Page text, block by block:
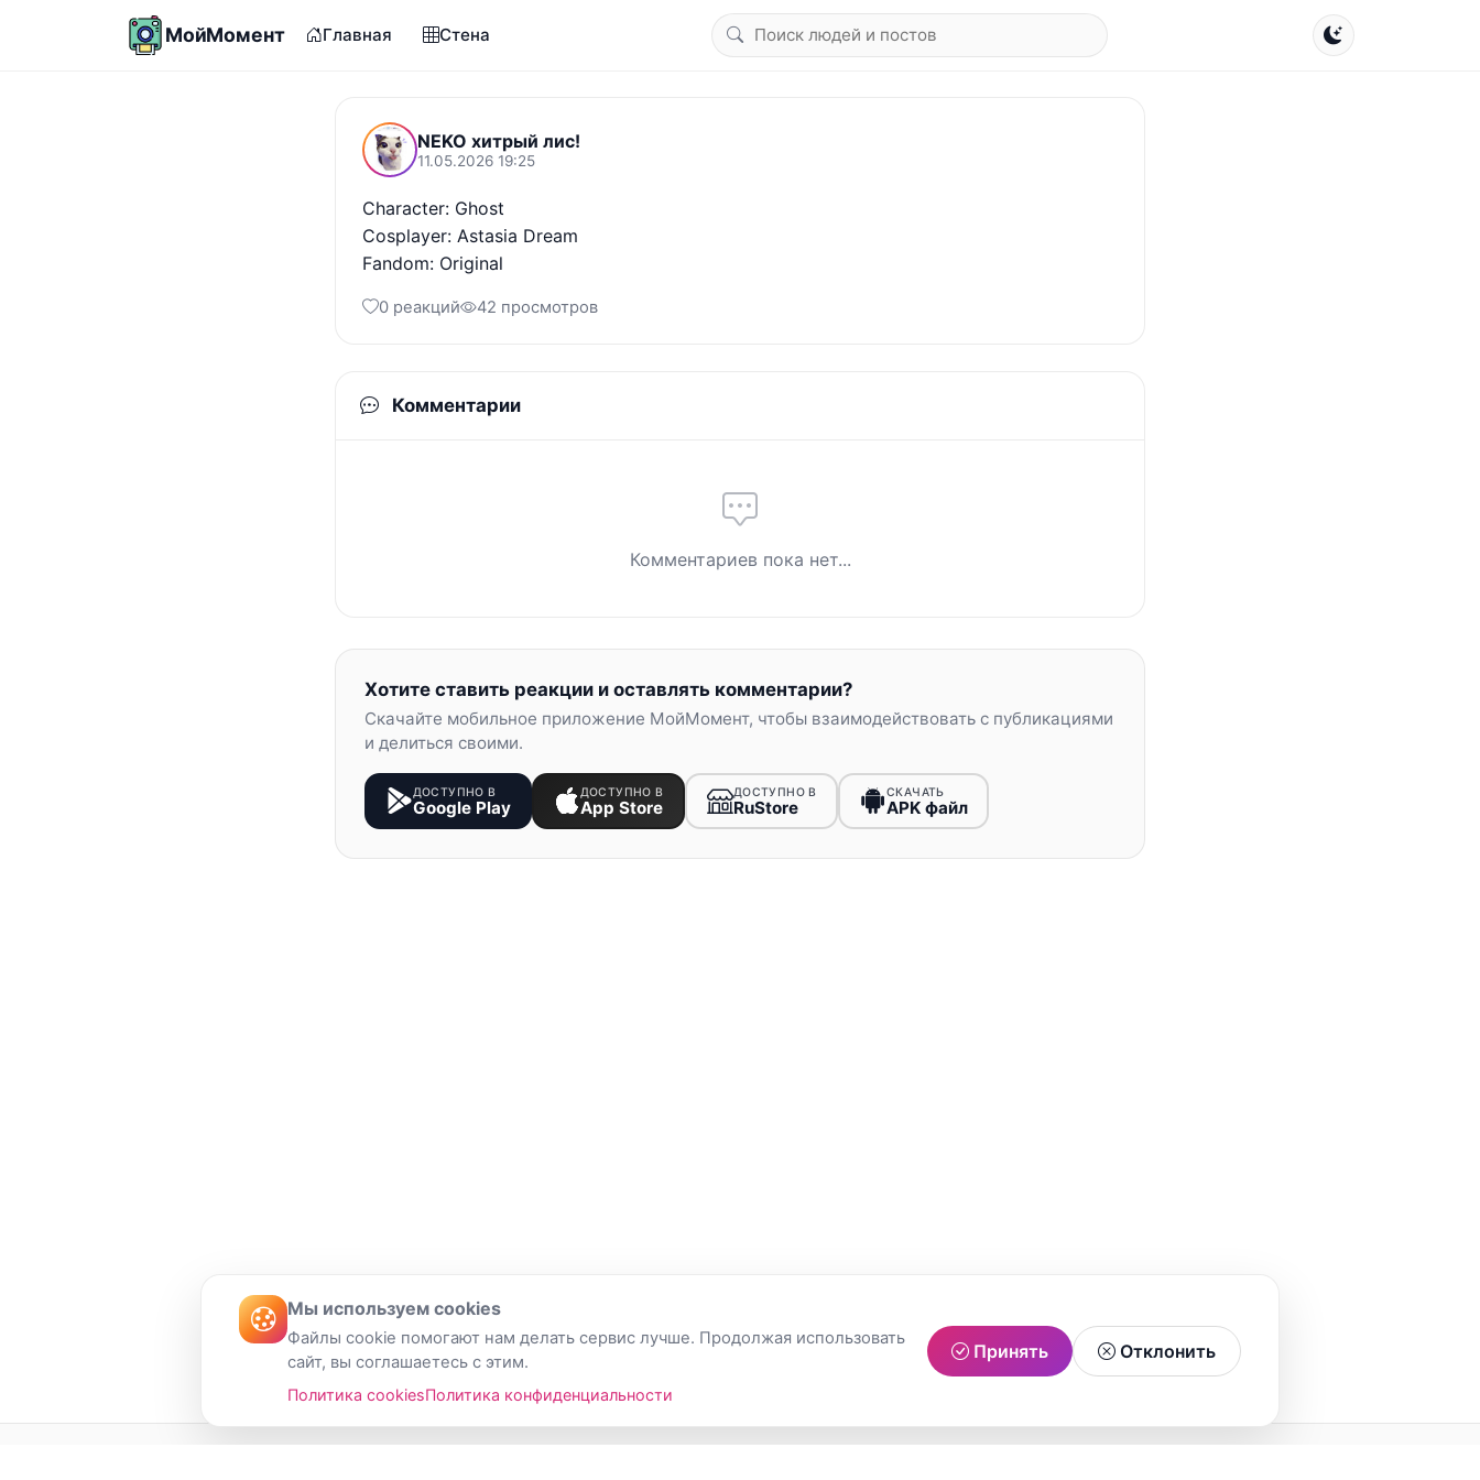
МойМомент Главная Стена
NEKO хитрый лис!
11.05.2026 19:25
Character: Ghost
Cosplayer: Astasia Dream
Fandom: Original
0 реакций 42 просмотров
Комментарии
Комментариев пока нет...
Хотите ставить реакции и оставлять комментарии?
Скачайте мобильное приложение МойМомент, чтобы взаимодействовать с публикациями
и делиться своими.
ДОСТУПНО В
Google Play
ДОСТУПНО В
App Store
ДОСТУПНО В
RuStore
СКАЧАТЬ
APK файл
Мы используем cookies
Файлы cookie помогают нам делать сервис лучше. Продолжая использовать
сайт, вы соглашаетесь с этим.
Политика cookiesПолитика конфиденциальности
Принять Отклонить